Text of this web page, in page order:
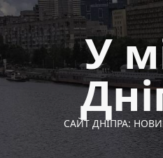
Перейти
до
вмісту
У
САЙТ ДНІПРА: